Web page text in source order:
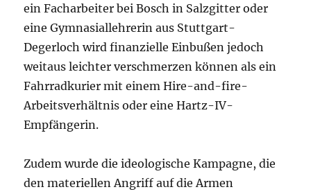
ein Facharbeiter bei Bosch in Salzgitter oder
eine Gymnasiallehrerin aus Stuttgart-
Degerloch wird finanzielle Einbußen jedoch
weitaus leichter verschmerzen können als ein
Fahrradkurier mit einem Hire-and-fire-
Arbeitsverhältnis oder eine Hartz-IV-
Empfängerin.
Zudem wurde die ideologische Kampagne, die
den materiellen Angriff auf die Armen